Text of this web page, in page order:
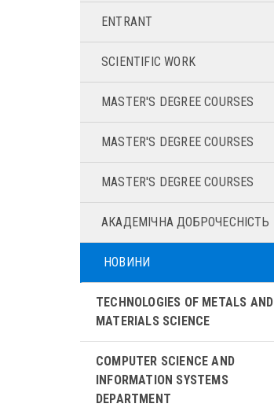
ENTRANT
SCIENTIFIC WORK
MASTER'S DEGREE COURSES
MASTER'S DEGREE COURSES
MASTER'S DEGREE COURSES
АКАДЕМІЧНА ДОБРОЧЕСНІСТЬ
НОВИНИ
TECHNOLOGIES OF METALS AND
MATERIALS SCIENCE
COMPUTER SCIENCE AND
INFORMATION SYSTEMS
DEPARTMENT